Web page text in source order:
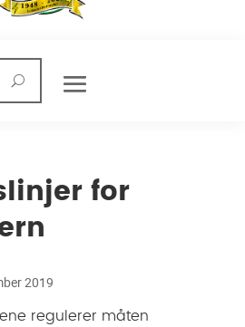
for
2019
regulerer måten